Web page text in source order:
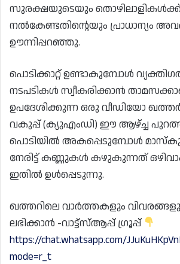
സുരക്ഷയുടെയും
നൽകേണ്ടതിന്റെയും പ്രാധാന്യം
ഊന്നിപ്പറഞ്ഞു.
പൊടിക്കാറ്റ് ഉണ്ടാകുമ്പോൾ
നടപടികൾ സ്വീകരിക്കാൻ
ഉപദേശിക്കുന്ന ഒരു വീഡിയോ
വകുപ്പ് (ക്യുഎംഡി) ഈ ആഴ്ച്ച
പൊടിയിൽ അകപ്പെടുമ്പോൾ
നേരിട്ട് കണ്ണുകൾ കഴുകുന്നത്
ഇതിൽ ഉൾപ്പെടുന്നു.
ഖത്തറിലെ വാർത്തകളും
ലഭിക്കാൻ -വാട്ട്സ്ആപ്പ് ഗ്രൂപ്പ്
https://chat.whatsapp.com/
mode=r_t